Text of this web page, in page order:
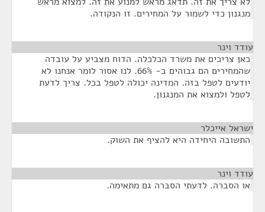
מנגנון כדי לשמור על המחירים. זו הנקודה.
עודד וינר
כאן צריכים את משרד הכלכלה. הדוח מצביע על עובדה
שהמחירים הם גבוהים ב- 66%. לנו אסור לומר אנחנו לא
יודעים לטפל בזה. המדינה יכולה לטפל בכל. צריך לדעת
לטפל ולמצוא את המנגנון.
ישראל אייכלר
התשובה היחידה היא להציף את השוק.
עודד וינר
או הסברה. לדעתי הסברה גם מתאימה.